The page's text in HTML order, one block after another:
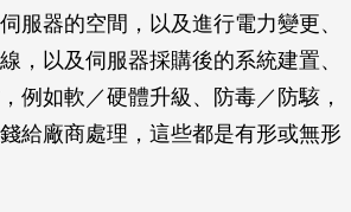
服器的空間，以及進行電力變更、
，以及伺服器採購後的系統建置、
例如軟／硬體升級、防毒／防駭，
給廠商處理，這些都是有形或無形